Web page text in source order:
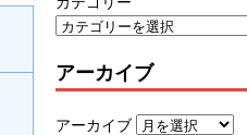
アーカイブ
アーカイブ